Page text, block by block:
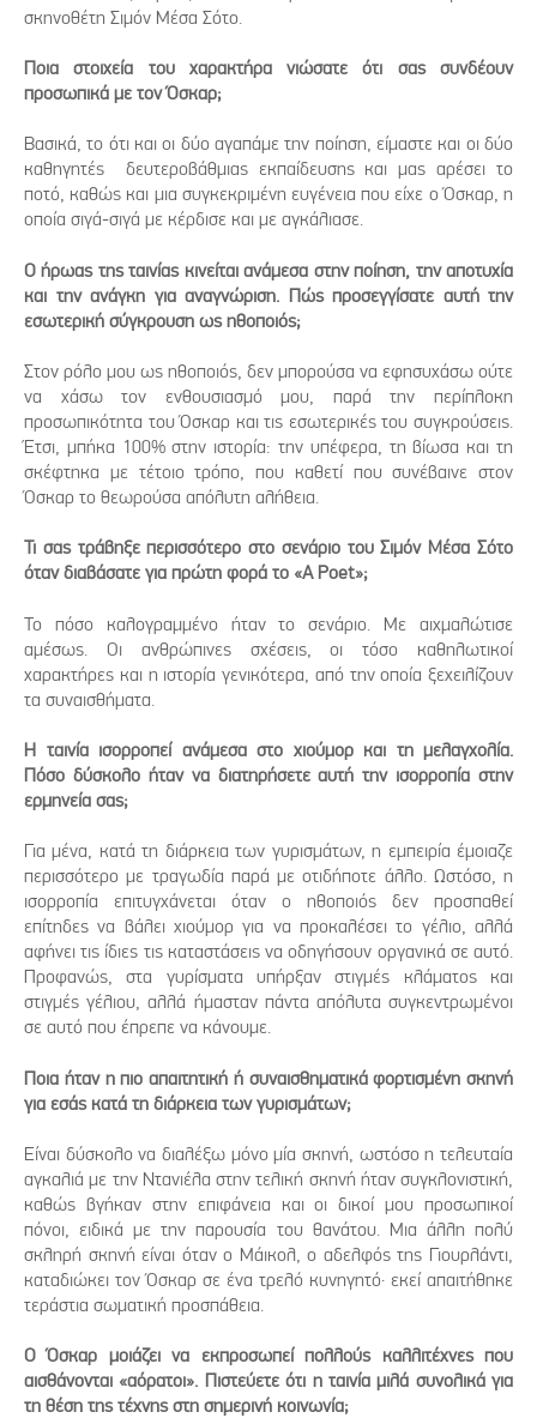
σκηνοθέτη Σιμόν Μέσα Σότο.
Ποια στοιχεία του χαρακτήρα νιώσατε ότι σας συνδέουν
προσωπικά με τον Όσκαρ;
Βασικά, το ότι και οι δύο αγαπάμε την ποίηση, είμαστε και οι δύο
καθηγητές δευτεροβάθμιας εκπαίδευσης και μας αρέσει το
ποτό, καθώς και μια συγκεκριμένη ευγένεια που είχε ο Όσκαρ, η
οποία σιγά-σιγά με κέρδισε και με αγκάλιασε.
Ο ήρωας της ταινίας κινείται ανάμεσα στην ποίηση, την αποτυχία
και την ανάγκη για αναγνώριση. Πώς προσεγγίσατε αυτή την
εσωτερική σύγκρουση ως ηθοποιός;
Στον ρόλο μου ως ηθοποιός, δεν μπορούσα να εφησυχάσω ούτε
να χάσω τον ενθουσιασμό μου, παρά την περίπλοκη
προσωπικότητα του Όσκαρ και τις εσωτερικές του συγκρούσεις.
Έτσι, μπήκα 100% στην ιστορία: την υπέφερα, τη βίωσα και τη
σκέφτηκα με τέτοιο τρόπο, που καθετί που συνέβαινε στον
Όσκαρ το θεωρούσα απόλυτη αλήθεια.
Τι σας τράβηξε περισσότερο στο σενάριο του Σιμόν Μέσα Σότο
όταν διαβάσατε για πρώτη φορά το «A Poet»;
Το πόσο καλογραμμένο ήταν το σενάριο. Με αιχμαλώτισε
αμέσως. Οι ανθρώπινες σχέσεις, οι τόσο καθηλωτικοί
χαρακτήρες και η ιστορία γενικότερα, από την οποία ξεχειλίζουν
τα συναισθήματα.
Η ταινία ισορροπεί ανάμεσα στο χιούμορ και τη μελαγχολία.
Πόσο δύσκολο ήταν να διατηρήσετε αυτή την ισορροπία στην
ερμηνεία σας;
Για μένα, κατά τη διάρκεια των γυρισμάτων, η εμπειρία έμοιαζε
περισσότερο με τραγωδία παρά με οτιδήποτε άλλο. Ωστόσο, η
ισορροπία επιτυγχάνεται όταν ο ηθοποιός δεν προσπαθεί
επίτηδες να βάλει χιούμορ για να προκαλέσει το γέλιο, αλλά
αφήνει τις ίδιες τις καταστάσεις να οδηγήσουν οργανικά σε αυτό.
Προφανώς, στα γυρίσματα υπήρξαν στιγμές κλάματος και
στιγμές γέλιου, αλλά ήμασταν πάντα απόλυτα συγκεντρωμένοι
σε αυτό που έπρεπε να κάνουμε.
Ποια ήταν η πιο απαιτητική ή συναισθηματικά φορτισμένη σκηνή
για εσάς κατά τη διάρκεια των γυρισμάτων;
Είναι δύσκολο να διαλέξω μόνο μία σκηνή, ωστόσο η τελευταία
αγκαλιά με την Ντανιέλα στην τελική σκηνή ήταν συγκλονιστική,
καθώς βγήκαν στην επιφάνεια και οι δικοί μου προσωπικοί
πόνοι, ειδικά με την παρουσία του θανάτου. Μια άλλη πολύ
σκληρή σκηνή είναι όταν ο Μάικολ, ο αδελφός της Γιουρλάντι,
καταδιώκει τον Όσκαρ σε ένα τρελό κυνηγητό· εκεί απαιτήθηκε
τεράστια σωματική προσπάθεια.
Ο Όσκαρ μοιάζει να εκπροσωπεί πολλούς καλλιτέχνες που
αισθάνονται «αόρατοι». Πιστεύετε ότι η ταινία μιλά συνολικά για
τη θέση της τέχνης στη σημερινή κοινωνία;